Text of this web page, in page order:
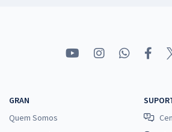
GRAN
Quem Somos